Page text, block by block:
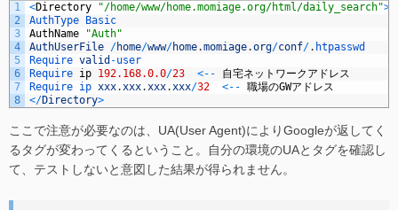
1
2
3
4
5
6
7
8
<Directory "/home/www/home.momiage.org/html/daily_search">
AuthType
Basic
AuthName
"Auth"
AuthUserFile /home/www/home.momiage.org/conf/. htpasswd
Require valid -user
Require ip 192.168.0.0/23 <--
自宅ネットワークアドレス
Require ip xxx.xxx.xxx.xxx/32 <-- 職場のGWアドレス
</Directory>
ここで注意が必要なのは、UA(User Agent)によりGoogleが返してく
るタグが変わってくるということ。自分の環境のUAとタグを確認し
て、テストしないと意図した結果が得られません。